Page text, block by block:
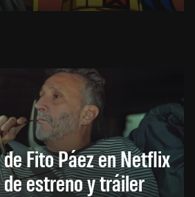
Fito Páez en Netflix
estreno y tráiler